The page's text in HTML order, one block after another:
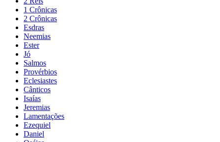
1 Crônicas
2 Crônicas
Esdras
Neemias
Ester
Jó
Salmos
Provérbios
Eclesiastes
Cânticos
Isaías
Jeremias
Lamentações
Ezequiel
Daniel